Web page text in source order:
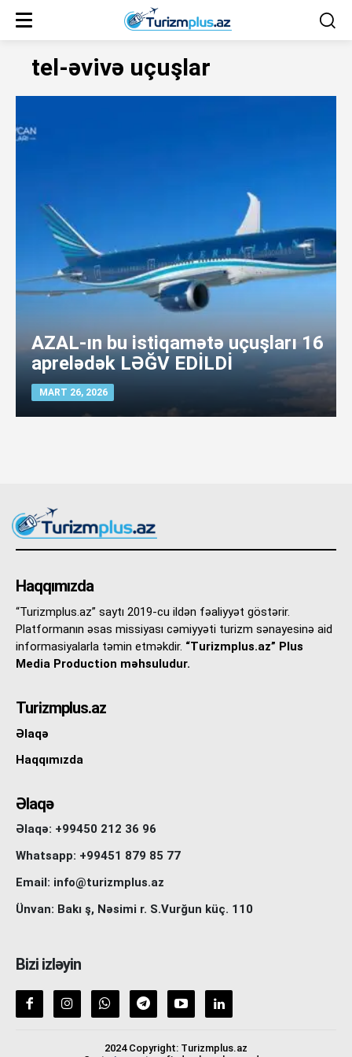
tel-əvivə uçuşlar
AZAL-ın bu istiqamətə uçuşları 16
aprelədək LƏĞV EDİLDİ
MART 26, 2026
Haqqımızda
“Turizmplus.az” saytı 2019-cu ildən fəaliyyət göstərir.
Platformanın əsas missiyası cəmiyyəti turizm sənayesinə aid
informasiyalarla təmin etməkdir. “Turizmplus.az” Plus
Media Production məhsuludur.
Turizmplus.az
Əlaqə
Haqqımızda
Əlaqə
Əlaqə: +99450 212 36 96
Whatsapp: +99451 879 85 77
Email: info@turizmplus.az
Ünvan: Bakı ş, Nəsimi r. S.Vurğun küç. 110
Bizi izləyin
2024 Copyright: Turizmplus.az